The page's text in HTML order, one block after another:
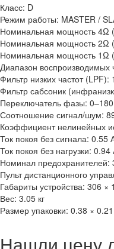
Класс: D
Режим работы: MASTER /
Номинальная мощность 4Ω
Номинальная мощность 2Ω
Номинальная мощность 1Ω
Диапазон воспроизводимых
Фильтр низких частот (LPF):
Фильтр сабсоник
Переключатель фазы: 0–180
Соотношение сигнал/шум:
Коэффициент нелинейных
Ток покоя без сигнала: 0.55
Ток покоя без нагрузки: 0.94
Номинал предохранителей:
Пульт дистанционного
Габариты устройства: 306
Вес: 3.05 кг
Размер упаковки: 0.38 ×
Нашли цену